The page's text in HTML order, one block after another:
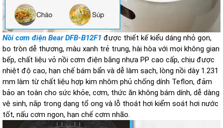
Nồi cơm điện Bear DFB-B12F1 được thiết kế kiểu dáng nhỏ gọn,
bo tròn dễ thương, màu xanh trẻ trung, hài hòa với mọi không gian
bếp, chất liệu vỏ nồi cơm điện bằng nhựa PP cao cấp, chịu được
nhiệt độ cao, hạn chế bám bẩn và dễ làm sạch, lòng nồi dày 1.231
mm làm từ chất liệu hợp kim nhôm phủ chống dính Teflon, đảm
bảo an toàn cho sức khỏe, cơm, thức ăn không bám dính, dễ dàng
vệ sinh, nắp trong dạng tổ ong và lỗ thoát hơi kiểm soát hơi nước
tốt, nấu cơm ngon, hạn chế cơm nhão.